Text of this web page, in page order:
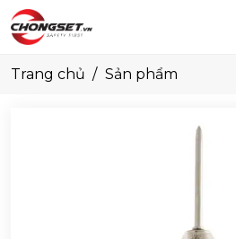
Trang chủ Sản phẩm